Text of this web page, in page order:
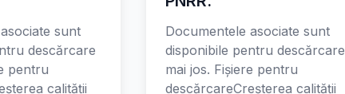
sunt
descărcare
pentru
calității
Documentele asociate sunt
disponibile pentru descărcare
mai jos. Fișiere pentru
descărcareCreșterea calității